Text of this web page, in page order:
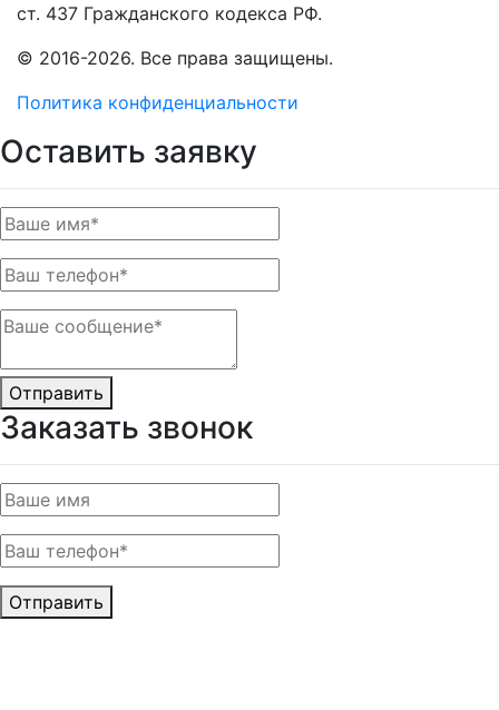
ст. 437 Гражданского кодекса РФ.
© 2016-2026. Все права защищены.
Политика конфиденциальности
Оставить заявку
Отправить
Заказать звонок
Отправить